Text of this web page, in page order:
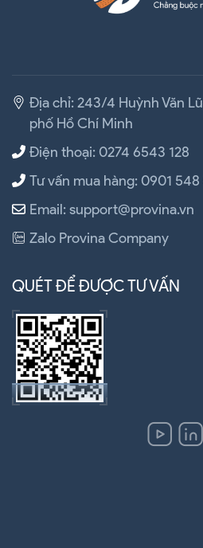
Địa chỉ: 243/4 Huỳnh Văn
phố Hồ Chí Minh
Điện thoại: 0274 6543 128
Tư vấn mua hàng: 0901 548
Email: support@provina.vn
Zalo Provina Company
QUÉT ĐỂ ĐƯỢC TƯ VẤN